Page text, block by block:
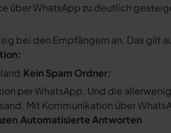
über WhatsApp zu deutlich
bei den Empfängern an. Das gilt
Kein Spam Ordner:
per WhatsApp. Und die
Mit Kommunikation über
.Automatisierte Antworten